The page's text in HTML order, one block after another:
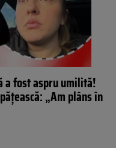
a fost aspru umilită!
„Am plâns în